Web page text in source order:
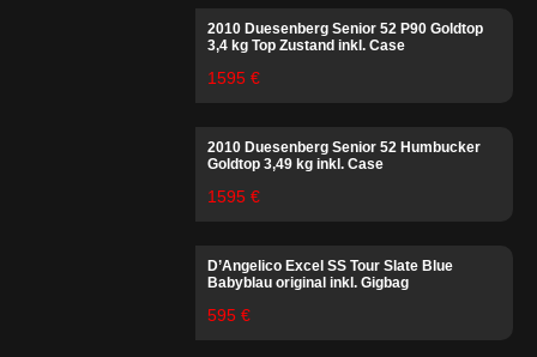
2010 Duesenberg Senior 52 P90 Goldtop
3,4 kg Top Zustand inkl. Case
1595 €
2010 Duesenberg Senior 52 Humbucker
Goldtop 3,49 kg inkl. Case
1595 €
D’Angelico Excel SS Tour Slate Blue
Babyblau original inkl. Gigbag
595 €